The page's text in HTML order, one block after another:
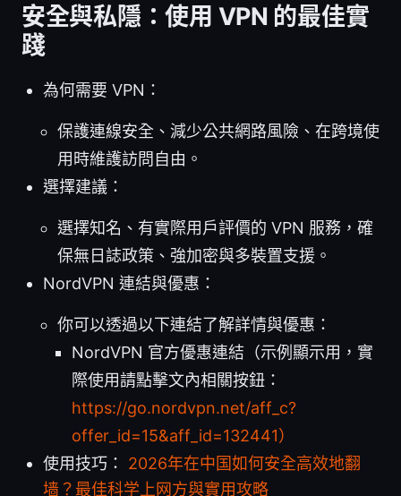
安全與私隱：使用 VPN 的最佳實
踐
為何需要 VPN：
保護連線安全、減少公共網路風險、在跨境使
用時維護訪問自由。
選擇建議：
選擇知名、有實際用戶評價的 VPN 服務，確
保無日誌政策、強加密與多裝置支援。
NordVPN 連結與優惠：
你可以透過以下連結了解詳情與優惠：
NordVPN 官方優惠連結（示例顯示用，實
際使用請點擊文內相關按鈕：
https://go.nordvpn.net/aff_c?
offer_id=15&aff_id=132441）
使用技巧： 2026年在中国如何安全高效地翻
墙？最佳科学上网方與實用攻略